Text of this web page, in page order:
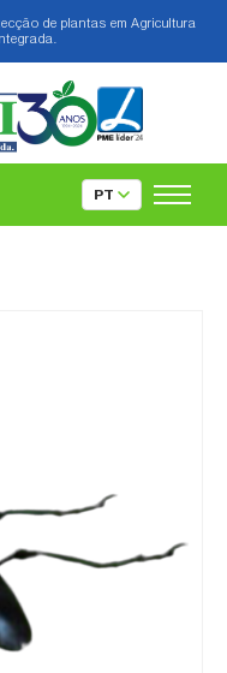
de plantas em Agricultura